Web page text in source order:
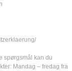
spørgsmål kan du
Mandag – fredag fra